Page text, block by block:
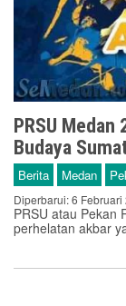
PRSU
Budaya
Berita Medan
Diperbarui: 6 Februari
PRSU atau Pekan
perhelatan akbar